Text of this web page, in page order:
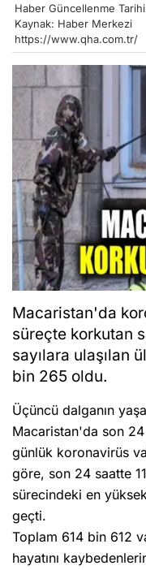
Haber Güncellenme
Kaynak: Haber Merkezi
https://www.qha.com.tr/
Macaristan'da
süreçte korkutan
sayılara ulaşılan
bin 265 oldu.
Üçüncü dalganın
Macaristan'da son
günlük koronavirüs
göre, son 24 saatte
sürecindeki en
geçti.
Toplam 614 bin 612
hayatını